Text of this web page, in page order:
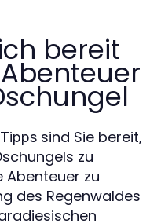
bereit
sind Sie bereit,
zu
Abenteuer zu
des Regenwaldes